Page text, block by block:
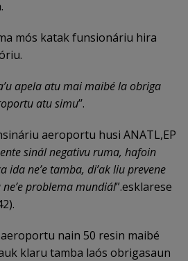
mós katak funsionáriu hira
apela atu mai maibé la obriga
atu simu’’.
aeroportu husi ANATL,EP
sinál negativu ruma, hafoin
ida ne’e tamba, di’ak liu prevene
problema mundiál”.esklarese
nain 50 resin maibé
klaru tamba laós obrigasaun